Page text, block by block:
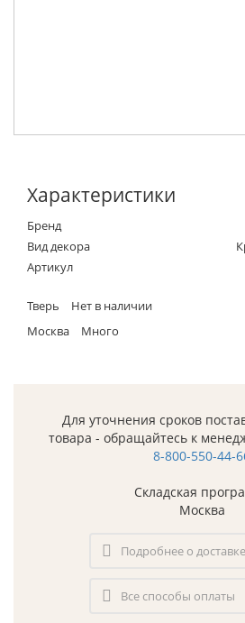
Характеристики
Бренд
Вид декора
Артикул
Тверь
Нет в наличии
Москва
Много
Для уточнения сроков
товара - обращайтесь к
8-800-550-44-
Складская
Москва
Подробнее о доставке
Все способы оплаты